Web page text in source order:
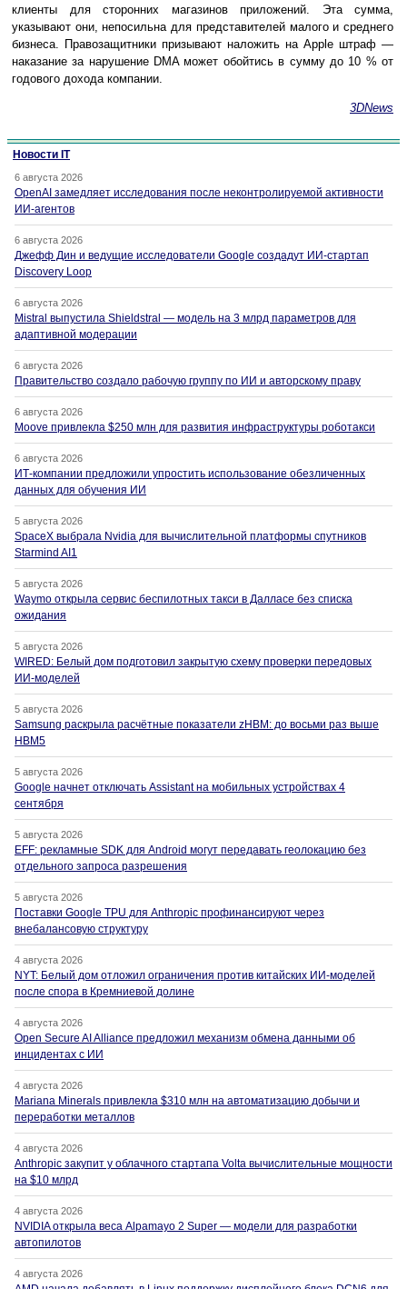
клиенты для сторонних магазинов приложений. Эта сумма,
указывают они, непосильна для представителей малого и среднего
бизнеса. Правозащитники призывают наложить на Apple штраф —
наказание за нарушение DMA может обойтись в сумму до 10 % от
годового дохода компании.
3DNews
Новости IT
6 августа 2026
OpenAI замедляет исследования после неконтролируемой активности
ИИ-агентов
6 августа 2026
Джефф Дин и ведущие исследователи Google создадут ИИ-стартап
Discovery Loop
6 августа 2026
Mistral выпустила Shieldstral — модель на 3 млрд параметров для
адаптивной модерации
6 августа 2026
Правительство создало рабочую группу по ИИ и авторскому праву
6 августа 2026
Moove привлекла $250 млн для развития инфраструктуры роботакси
6 августа 2026
ИТ-компании предложили упростить использование обезличенных
данных для обучения ИИ
5 августа 2026
SpaceX выбрала Nvidia для вычислительной платформы спутников
Starmind AI1
5 августа 2026
Waymo открыла сервис беспилотных такси в Далласе без списка
ожидания
5 августа 2026
WIRED: Белый дом подготовил закрытую схему проверки передовых
ИИ-моделей
5 августа 2026
Samsung раскрыла расчётные показатели zHBM: до восьми раз выше
HBM5
5 августа 2026
Google начнет отключать Assistant на мобильных устройствах 4
сентября
5 августа 2026
EFF: рекламные SDK для Android могут передавать геолокацию без
отдельного запроса разрешения
5 августа 2026
Поставки Google TPU для Anthropic профинансируют через
внебалансовую структуру
4 августа 2026
NYT: Белый дом отложил ограничения против китайских ИИ-моделей
после спора в Кремниевой долине
4 августа 2026
Open Secure AI Alliance предложил механизм обмена данными об
инцидентах с ИИ
4 августа 2026
Mariana Minerals привлекла $310 млн на автоматизацию добычи и
переработки металлов
4 августа 2026
Anthropic закупит у облачного стартапа Volta вычислительные мощности
на $10 млрд
4 августа 2026
NVIDIA открыла веса Alpamayo 2 Super — модели для разработки
автопилотов
4 августа 2026